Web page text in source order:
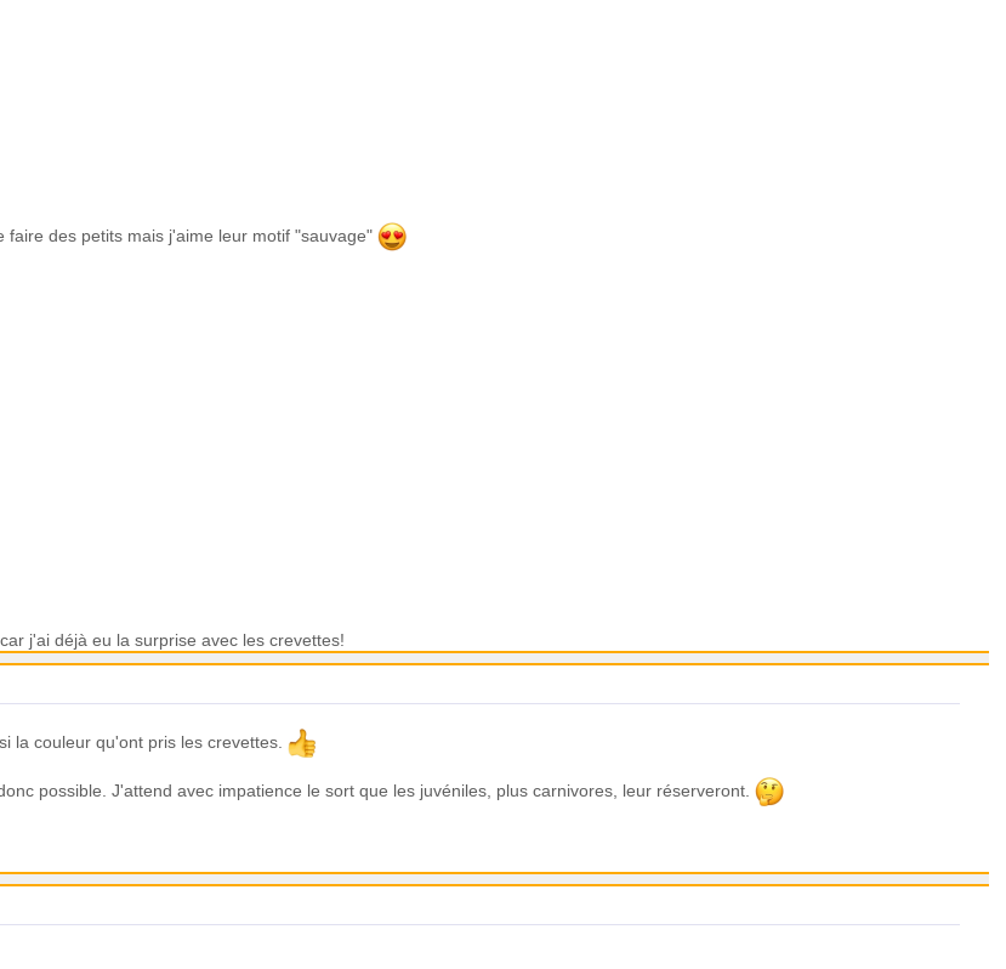
faire des petits mais j'aime leur motif "sauvage"
j'ai déjà eu la surprise avec les crevettes!
la couleur qu'ont pris les crevettes.
possible. J'attend avec impatience le sort que les juvéniles, plus carnivores, leur réserveront.